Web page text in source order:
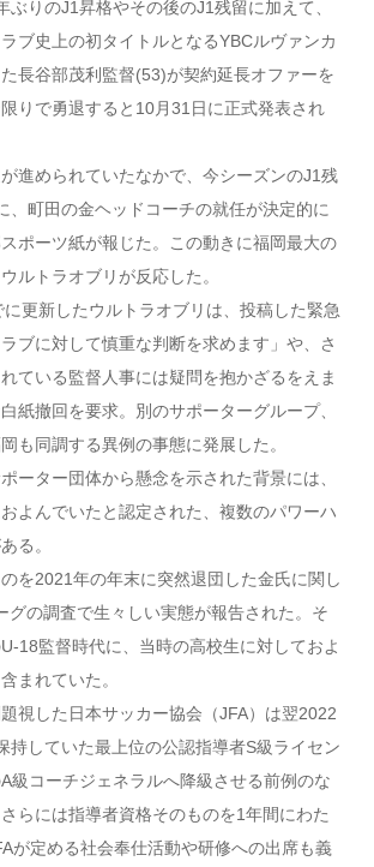
ぶりのJ1昇格やその後のJ1残留に加えて、
ブ史上の初タイトルとなるYBCルヴァンカ
長谷部茂利監督(53)が契約延長オファーを
りで勇退すると10月31日に正式発表され
進められていたなかで、今シーズンのJ1残
、町田の金ヘッドコーチの就任が決定的に
ポーツ紙が報じた。この動きに福岡最大の
ルトラオブリが反応した。
更新したウルトラオブリは、投稿した緊急
ブに対して慎重な判断を求めます」や、さ
ている監督人事には疑問を抱かざるをえま
紙撤回を要求。別のサポーターグループ、
も同調する異例の事態に発展した。
ーター団体から懸念を示された背景には、
よんでいたと認定された、複数のパワーハ
る。
を2021年の年末に突然退団した金氏に関し
グの調査で生々しい実態が報告された。そ
18監督時代に、当時の高校生に対しておよ
まれていた。
視した日本サッカー協会（JFA）は翌2022
持していた最上位の公認指導者S級ライセン
級コーチジェネラルへ降級させる前例のな
らには指導者資格そのものを1年間にわた
が定める社会奉仕活動や研修への出席も義